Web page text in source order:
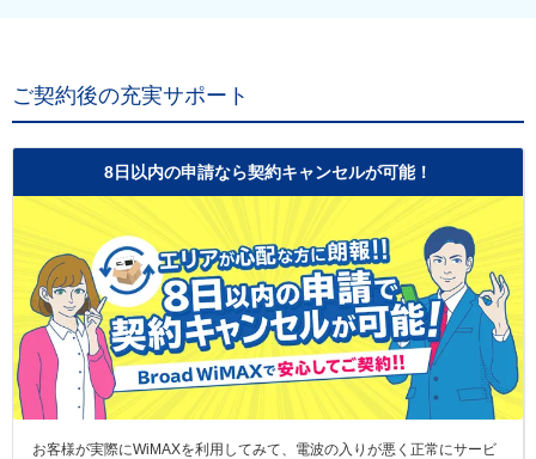
ご契約後の充実サポート
8日以内の申請なら契約キャンセルが可能！
お客様が実際にWiMAXを利用してみて、電波の入りが悪く正常にサービ